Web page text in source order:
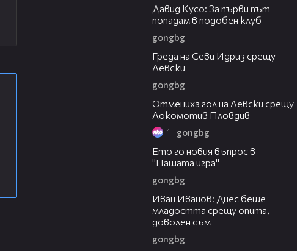
Давид Кусо: За първи път
попадам в подобен клуб
gongbg
Греда на Севи Идриз срещу
Левски
gongbg
Отмениха гол на Левски срещу
Локомотив Пловдив
1 gongbg
Ето го новия въпрос в
"Нашата игра"
gongbg
Иван Иванов: Днес беше
младостта срещу опита,
доволен съм
gongbg